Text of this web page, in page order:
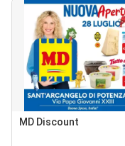
MD Discount